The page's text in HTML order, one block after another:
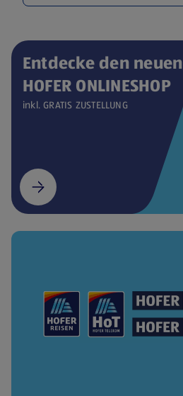
Entdecke den neuen
HOFER ONLINESHOP
inkl. GRATIS ZUSTELLUNG
(öffnet in einem neuen Tab)